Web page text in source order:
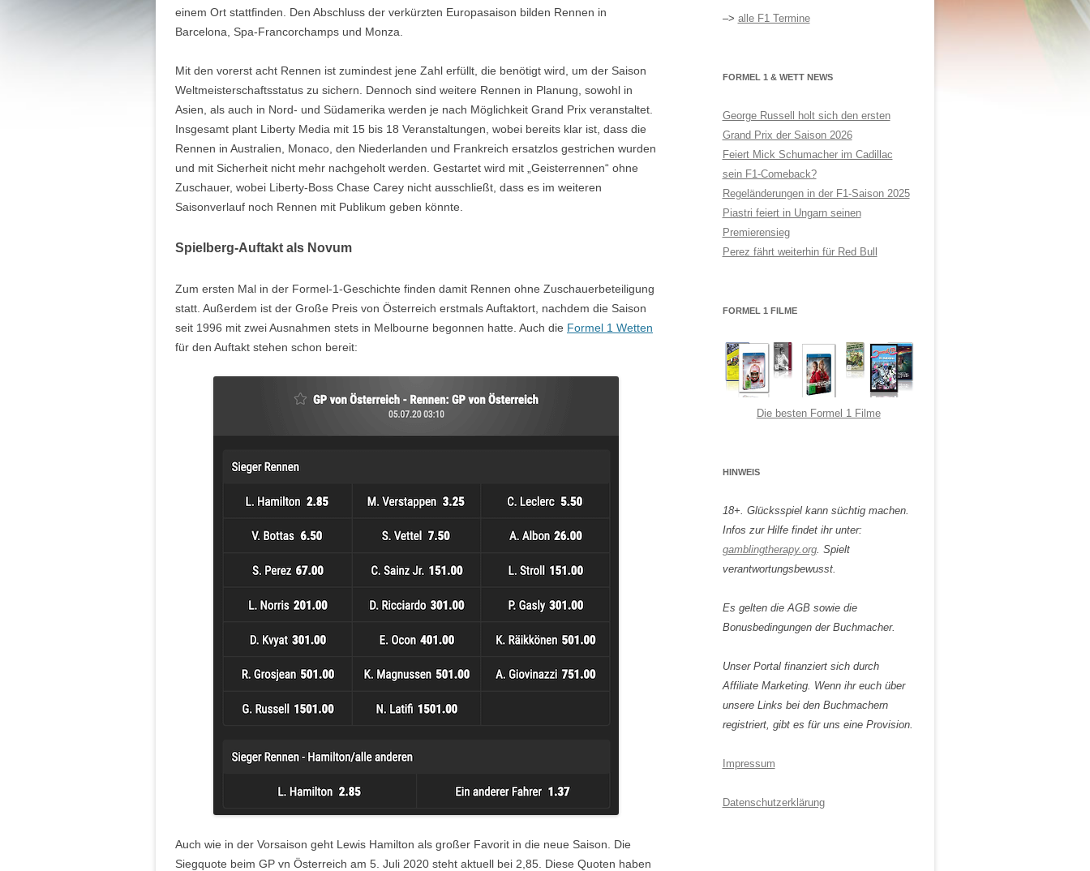
einem Ort stattfinden. Den Abschluss der verkürzten Europasaison bilden Rennen in
Barcelona, Spa-Francorchamps und Monza.
Mit den vorerst acht Rennen ist zumindest jene Zahl erfüllt, die benötigt wird, um der Saison
Weltmeisterschaftsstatus zu sichern. Dennoch sind weitere Rennen in Planung, sowohl in
Asien, als auch in Nord- und Südamerika werden je nach Möglichkeit Grand Prix veranstaltet.
Insgesamt plant Liberty Media mit 15 bis 18 Veranstaltungen, wobei bereits klar ist, dass die
Rennen in Australien, Monaco, den Niederlanden und Frankreich ersatzlos gestrichen wurden
und mit Sicherheit nicht mehr nachgeholt werden. Gestartet wird mit „Geisterrennen“ ohne
Zuschauer, wobei Liberty-Boss Chase Carey nicht ausschließt, dass es im weiteren
Saisonverlauf noch Rennen mit Publikum geben könnte.
Spielberg-Auftakt als Novum
Zum ersten Mal in der Formel-1-Geschichte finden damit Rennen ohne Zuschauerbeteiligung
statt. Außerdem ist der Große Preis von Österreich erstmals Auftaktort, nachdem die Saison
seit 1996 mit zwei Ausnahmen stets in Melbourne begonnen hatte. Auch die Formel 1 Wetten
für den Auftakt stehen schon bereit:
Auch wie in der Vorsaison geht Lewis Hamilton als großer Favorit in die neue Saison. Die
Siegquote beim GP vn Österreich am 5. Juli 2020 steht aktuell bei 2,85. Diese Quoten haben
–> alle F1 Termine
FORMEL 1 & WETT NEWS
George Russell holt sich den ersten
Grand Prix der Saison 2026
Feiert Mick Schumacher im Cadillac
sein F1-Comeback?
Regeländerungen in der F1-Saison 2025
Piastri feiert in Ungarn seinen
Premierensieg
Perez fährt weiterhin für Red Bull
FORMEL 1 FILME
Die besten Formel 1 Filme
HINWEIS
18+. Glücksspiel kann süchtig machen.
Infos zur Hilfe findet ihr unter:
gamblingtherapy.org. Spielt
verantwortungsbewusst.
Es gelten die AGB sowie die
Bonusbedingungen der Buchmacher.
Unser Portal finanziert sich durch
Affiliate Marketing. Wenn ihr euch über
unsere Links bei den Buchmachern
registriert, gibt es für uns eine Provision.
Impressum
Datenschutzerklärung